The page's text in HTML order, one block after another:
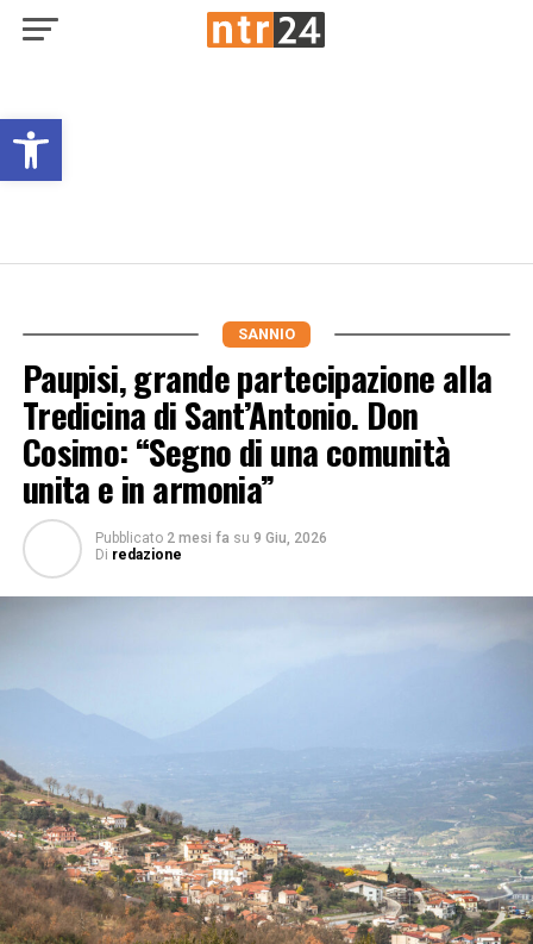
Open toolbar
SANNIO
Paupisi, grande partecipazione alla
Tredicina di Sant’Antonio. Don
Cosimo: “Segno di una comunità
unita e in armonia”
Pubblicato 2 mesi fa su 9 Giu, 2026
Di redazione